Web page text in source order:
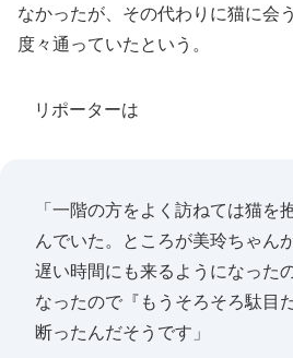
なかったが、その代わりに猫に会
度々通っていたという。
リポーターは
「一階の方をよく訪ねては猫を
んでいた。ところが美玲ちゃん
遅い時間にも来るようになった
なったので『もうそろそろ駄目
断ったんだそうです」